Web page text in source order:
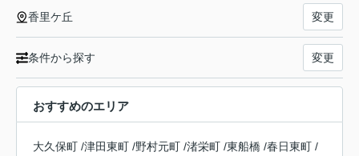
香里ケ丘 変更
条件から探す 変更
おすすめのエリア
大久保町 /津田東町 /野村元町 /渚栄町 /東船橋 /春日東町 /